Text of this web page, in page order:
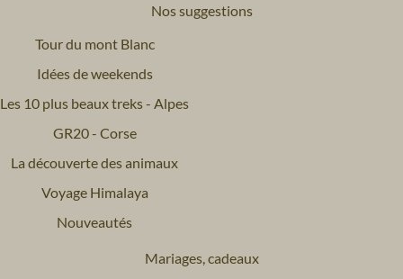
Nos suggestions
Tour du mont Blanc
Idées de weekends
Les 10 plus beaux treks - Alpes
GR20 - Corse
La découverte des animaux
Voyage Himalaya
Nouveautés
Mariages, cadeaux